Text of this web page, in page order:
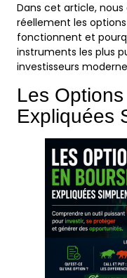
Dans cet article,
réellement les
fonctionnent et
instruments les plus
investisseurs
Les
Expliquées